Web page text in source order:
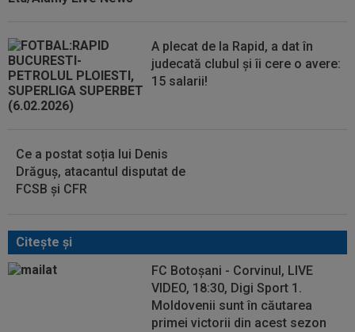
A plecat de la Rapid, a dat în
judecată clubul și îi cere o avere:
15 salarii!
Ce a postat soția lui Denis
Drăguș, atacantul disputat de
FCSB și CFR
Citeşte şi
FC Botoșani - Corvinul, LIVE
VIDEO, 18:30, Digi Sport 1.
Moldovenii sunt în căutarea
primei victorii din acest sezon